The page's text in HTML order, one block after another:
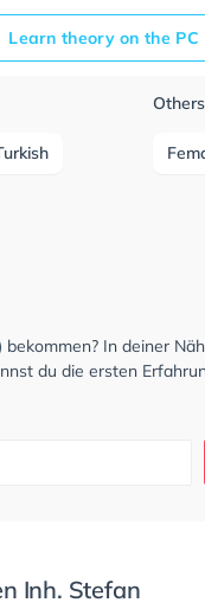
Learn theory on the PC
Others
In deiner
du die ersten
Inh. Stefan